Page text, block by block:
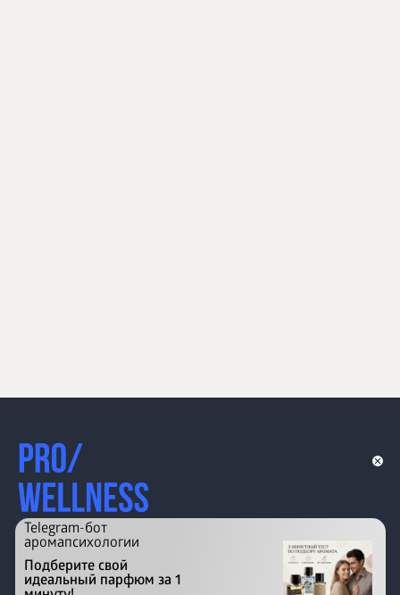
Telegram-бот
аромапсихологии
Подберите свой
идеальный парфюм за 1